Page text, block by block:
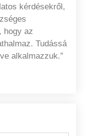
kérdésekről,
hogy az
Tudássá
alkalmazzuk.”